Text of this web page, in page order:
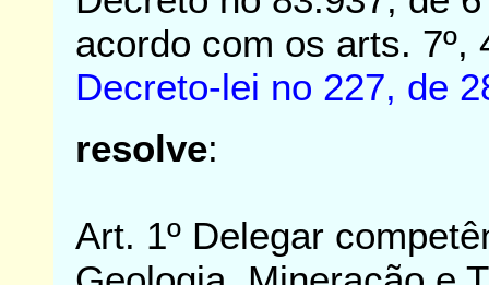
acordo com os arts. 7º,
Decreto-lei no 227, de
resolve:
Art. 1º Delegar